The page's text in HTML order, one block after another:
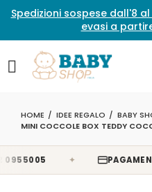
Spedizioni sospese dall'8
evasi a
HOME IDEE REGALO
BABY
MINI COCCOLE BOX TEDDY
✦ PAGAMENTI